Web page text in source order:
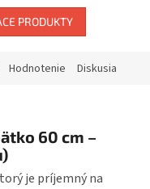
PRODUKTY
Hodnotenie Diskusia
60 cm –
je príjemný na